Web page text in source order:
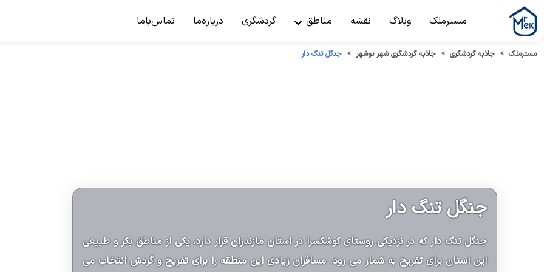
مسترملک وبلاگ نقشه مناطق گردشگری درباره‌ما تماس‌باما
مسترملک جاذبه گردشگری جاذبه گردشگری شهر نوشهر جنگل تنگ دار
جنگل تنگ دار
جنگل تنگ دار که در نزدیکی روستای کوشکسرا در استان مازندران قرار دارد، یکی از مناطق بکر و طبیعی
این استان برای تفریح به شمار می رود. مسافران زیادی این منطقه را برای تفریح و گردش انتخاب می